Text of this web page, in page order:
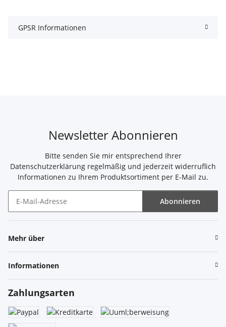
GPSR Informationen
Newsletter Abonnieren
Bitte senden Sie mir entsprechend Ihrer
Datenschutzerklärung regelmäßig und jederzeit widerruflich
Informationen zu Ihrem Produktsortiment per E-Mail zu.
Abonnieren
Mehr über
Informationen
Zahlungsarten